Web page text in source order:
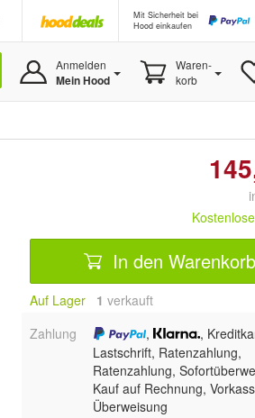
Mit Sicherheit bei
Hood einkaufen
Anmelden
Mein Hood
Waren-
korb
In den Warenkorb
Auf Lager 1 verkauft
Zahlung
,
,
Lastschrift, Ratenzahlung,
Ratenzahlung,
Kauf auf Rechnung,
Überweisung